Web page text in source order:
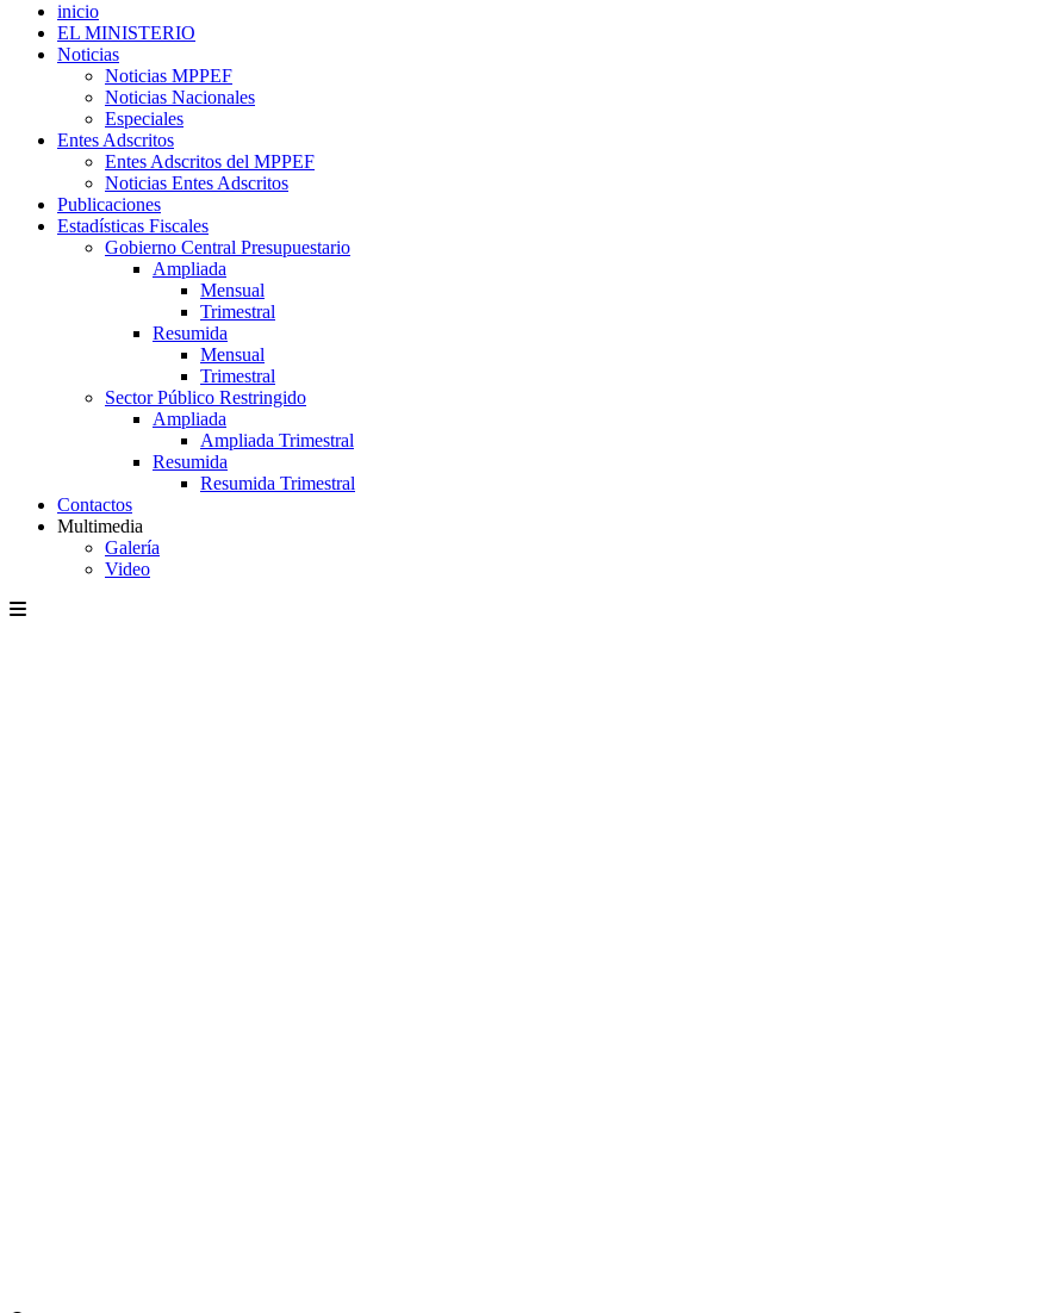
inicio
EL MINISTERIO
Noticias
Noticias MPPEF
Noticias Nacionales
Especiales
Entes Adscritos
Entes Adscritos del MPPEF
Noticias Entes Adscritos
Publicaciones
Estadísticas Fiscales
Gobierno Central Presupuestario
Ampliada
Mensual
Trimestral
Resumida
Mensual
Trimestral
Sector Público Restringido
Ampliada
Ampliada Trimestral
Resumida
Resumida Trimestral
Contactos
Multimedia
Galería
Video